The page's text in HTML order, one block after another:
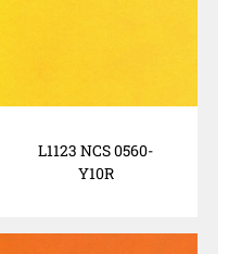
L1123 NCS 0560-
Y10R